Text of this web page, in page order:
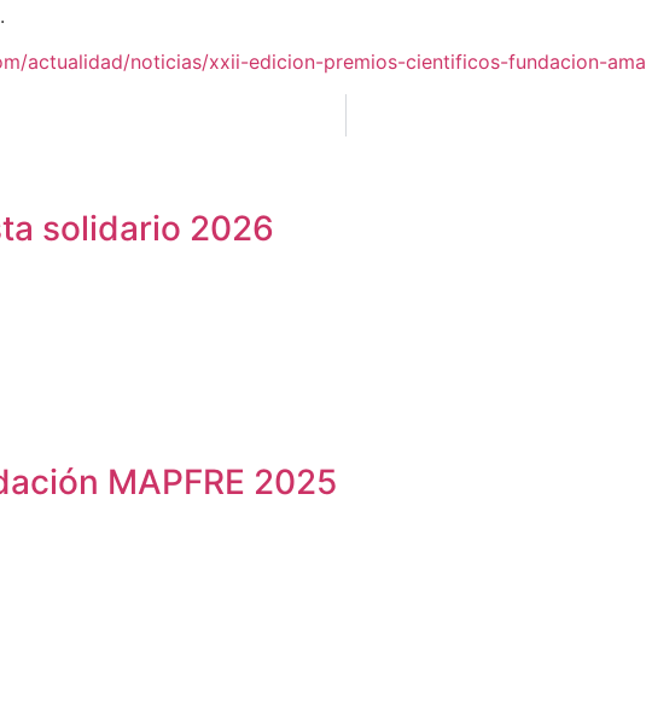
actualidad/noticias/xxii-edicion-premios-cientificos-fundacion-ama
solidario 2026
MAPFRE 2025